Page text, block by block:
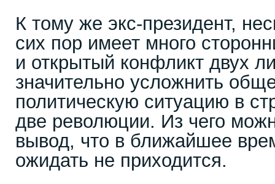
К тому же экс-президент,
сих пор имеет много
и открытый конфликт двух
значительно усложнить
политическую ситуацию в
две революции. Из чего
вывод, что в ближайшее
ожидать не приходится.